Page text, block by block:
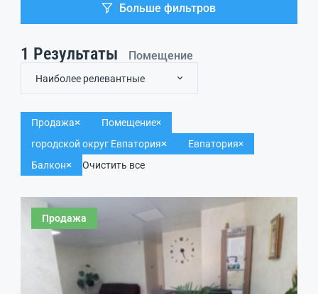
Больше фильтров
1 Результаты Помещение
Наиболее релевантные
Продажа
Помещение
городской округ Евпатория
Евпатория
Балкон
Очистить все
Продажа